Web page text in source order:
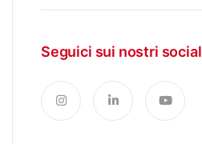
Seguici sui nostri social